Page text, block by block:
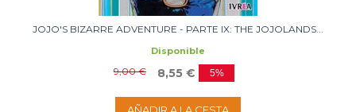
JOJO'S BIZARRE ADVENTURE - PARTE IX: THE JOJOLANDS...
Disponible
9,00 € 8,55 € 5%